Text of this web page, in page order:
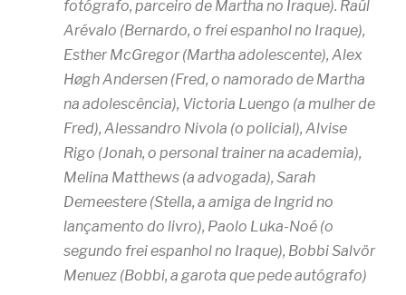
fotógrafo, parceiro de Martha no Iraque). Raúl
Arévalo (Bernardo, o frei espanhol no Iraque),
Esther McGregor (Martha adolescente), Alex
Høgh Andersen (Fred, o namorado de Martha
na adolescência), Victoria Luengo (a mulher de
Fred), Alessandro Nivola (o policial), Alvise
Rigo (Jonah, o personal trainer na academia),
Melina Matthews (a advogada), Sarah
Demeestere (Stella, a amiga de Ingrid no
lançamento do livro), Paolo Luka-Noé (o
segundo frei espanhol no Iraque), Bobbi Salvör
Menuez (Bobbi, a garota que pede autógrafo)